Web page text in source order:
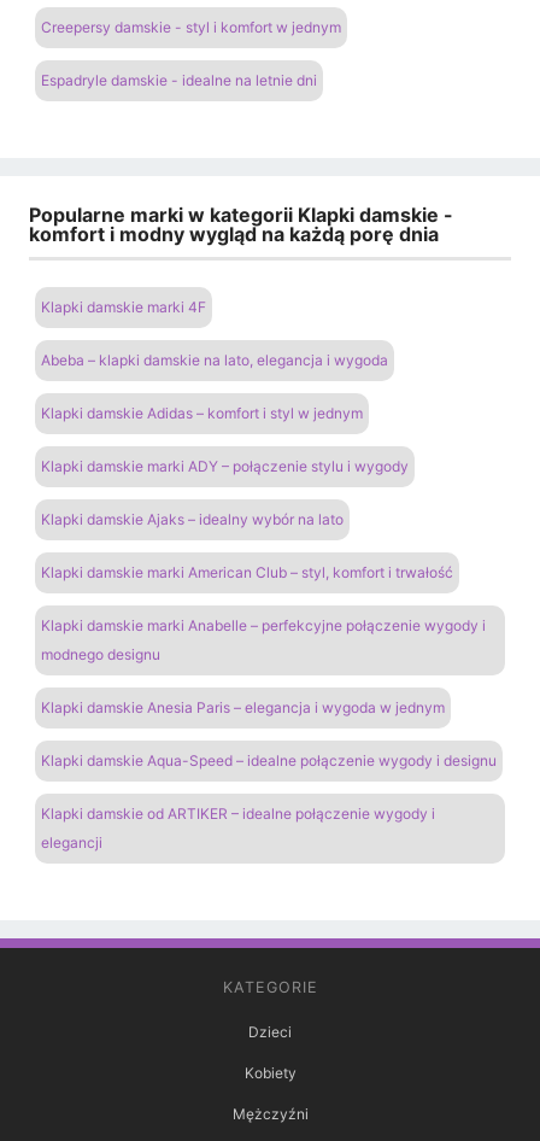
Creepersy damskie - styl i komfort w jednym
Espadryle damskie - idealne na letnie dni
Popularne marki w kategorii Klapki damskie -
komfort i modny wygląd na każdą porę dnia
Klapki damskie marki 4F
Abeba – klapki damskie na lato, elegancja i wygoda
Klapki damskie Adidas – komfort i styl w jednym
Klapki damskie marki ADY – połączenie stylu i wygody
Klapki damskie Ajaks – idealny wybór na lato
Klapki damskie marki American Club – styl, komfort i trwałość
Klapki damskie marki Anabelle – perfekcyjne połączenie wygody i
modnego designu
Klapki damskie Anesia Paris – elegancja i wygoda w jednym
Klapki damskie Aqua-Speed – idealne połączenie wygody i designu
Klapki damskie od ARTIKER – idealne połączenie wygody i
elegancji
KATEGORIE
Dzieci
Kobiety
Mężczyźni